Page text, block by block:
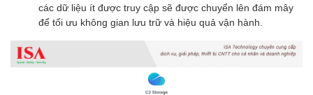
các dữ liệu ít được truy cập sẽ được chuyển lên đám mây
để tối ưu không gian lưu trữ và hiệu quả vận hành.